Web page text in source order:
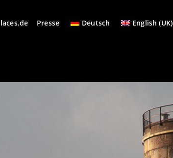
Presse Deutsch English (UK)